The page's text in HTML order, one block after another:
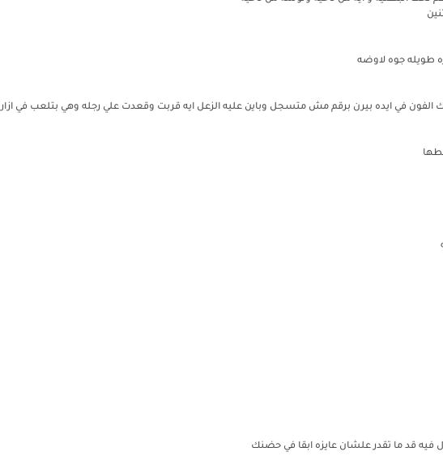
طويله جوه لاوضه
الفون في ايده بيرن برقم مش متسجل وباين عليه الزعل ايه قربت وقعدت علي رجله وهي بتلعب في ازار
قد ما تقدر علشان عايزه ابقا في حضنك